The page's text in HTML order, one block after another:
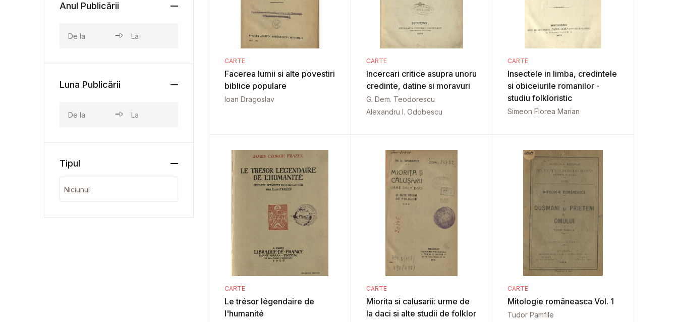
CARTE
Facerea lumii si alte povestiri
biblice populare
Ioan Dragoslav
CARTE
Incercari critice asupra unoru
credinte, datine si moravuri
G. Dem. Teodorescu
Alexandru I. Odobescu
CARTE
Insectele in limba, credintele
si obiceiurile romanilor -
studiu folkloristic
Simeon Florea Marian
CARTE
Le trésor légendaire de
l'humanité
CARTE
Miorita si calusarii: urme de
la daci si alte studii de folklor
CARTE
Mitologie româneasca Vol. 1
Tudor Pamfile
Anul Publicării
Luna Publicării
Tipul